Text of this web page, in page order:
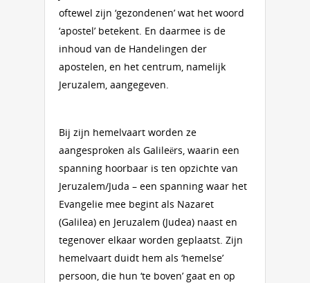
oftewel zijn ‘gezondenen’ wat het woord
‘apostel’ betekent. En daarmee is de
inhoud van de Handelingen der
apostelen, en het centrum, namelijk
Jeruzalem, aangegeven.
Bij zijn hemelvaart worden ze
aangesproken als Galileërs, waarin een
spanning hoorbaar is ten opzichte van
Jeruzalem/Juda – een spanning waar het
Evangelie mee begint als Nazaret
(Galilea) en Jeruzalem (Judea) naast en
tegenover elkaar worden geplaatst. Zijn
hemelvaart duidt hem als ‘hemelse’
persoon, die hun ‘te boven’ gaat en op